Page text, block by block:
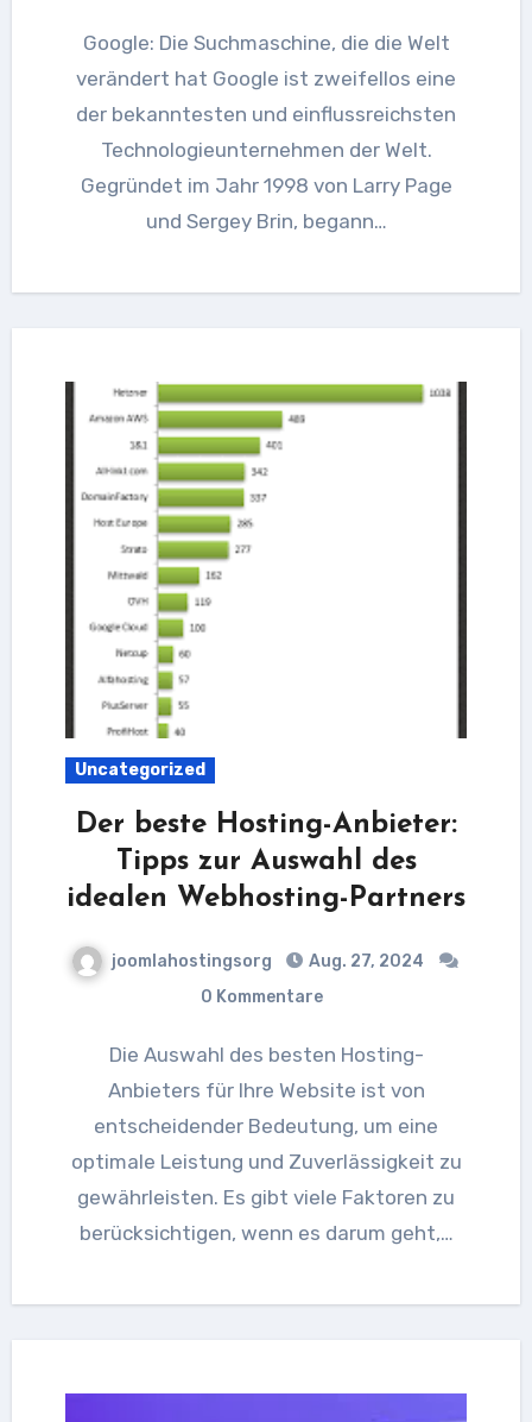
Google: Die Suchmaschine, die die Welt
verändert hat Google ist zweifellos eine
der bekanntesten und einflussreichsten
Technologieunternehmen der Welt.
Gegründet im Jahr 1998 von Larry Page
und Sergey Brin, begann…
Uncategorized
Der beste Hosting-Anbieter:
Tipps zur Auswahl des
idealen Webhosting-Partners
joomlahostingsorg
Aug. 27, 2024
0 Kommentare
Die Auswahl des besten Hosting-
Anbieters für Ihre Website ist von
entscheidender Bedeutung, um eine
optimale Leistung und Zuverlässigkeit zu
gewährleisten. Es gibt viele Faktoren zu
berücksichtigen, wenn es darum geht,…